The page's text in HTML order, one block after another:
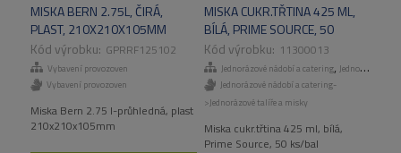
MISKA BERN 2.75L, ČIRÁ,
PLAST, 210X210X105MM
GPRRF125102
Vybavení provozoven
Vybavení provozoven
Miska Bern 2.75 l-průhledná, plast
210x210x105mm
MISKA CUKR.TŘTINA 425 ML,
BÍLÁ, PRIME SOURCE, 50
KS/BAL, 12 BAL/KRT
11300013
Jednorázové nádobí a catering, Jednorázové talíře a misky
Jednorázové nádobí a catering-
>Jednorázové talíře a misky
Miska cukr.třtina 425 ml, bílá,
Prime Source, 50 ks/bal